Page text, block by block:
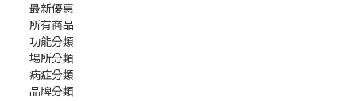
最新優惠
所有商品
功能分類
場所分類
病症分類
品牌分類